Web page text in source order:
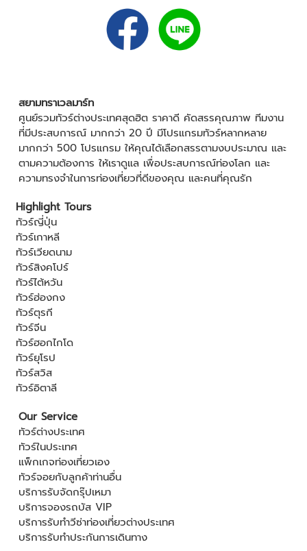
สยามทราเวลมาร์ท
ศูนย์รวมทัวร์ต่างประเทศสุดฮิต ราคาดี คัดสรรคุณภาพ ทีมงาน
ที่มีประสบการณ์ มากกว่า 20 ปี มีโปรแกรมทัวร์หลากหลาย
มากกว่า 500 โปรแกรม ให้คุณได้เลือกสรรตามงบประมาณ และ
ตามความต้องการ ให้เราดูแล เพื่อประสบการณ์ท่องโลก และ
ความทรงจำในการท่องเที่ยวที่ดีของคุณ และคนที่คุณรัก
Highlight Tours
ทัวร์ญี่ปุ่น
ทัวร์เกาหลี
ทัวร์เวียดนาม
ทัวร์สิงคโปร์
ทัวร์ไต้หวัน
ทัวร์ฮ่องกง
ทัวร์ตุรกี
ทัวร์จีน
ทัวร์ฮอกไกโด
ทัวร์ยุโรป
ทัวร์สวิส
ทัวร์อิตาลี
Our Service
ทัวร์ต่างประเทศ
ทัวร์ในประเทศ
แพ็กเกจท่องเที่ยวเอง
ทัวร์จอยกับลูกค้าท่านอื่น
บริการรับจัดกรุ๊ปเหมา
บริการจองรถบัส VIP
บริการรับทำวีซ่าท่องเที่ยวต่างประเทศ
บริการรับทำประกันการเดินทาง